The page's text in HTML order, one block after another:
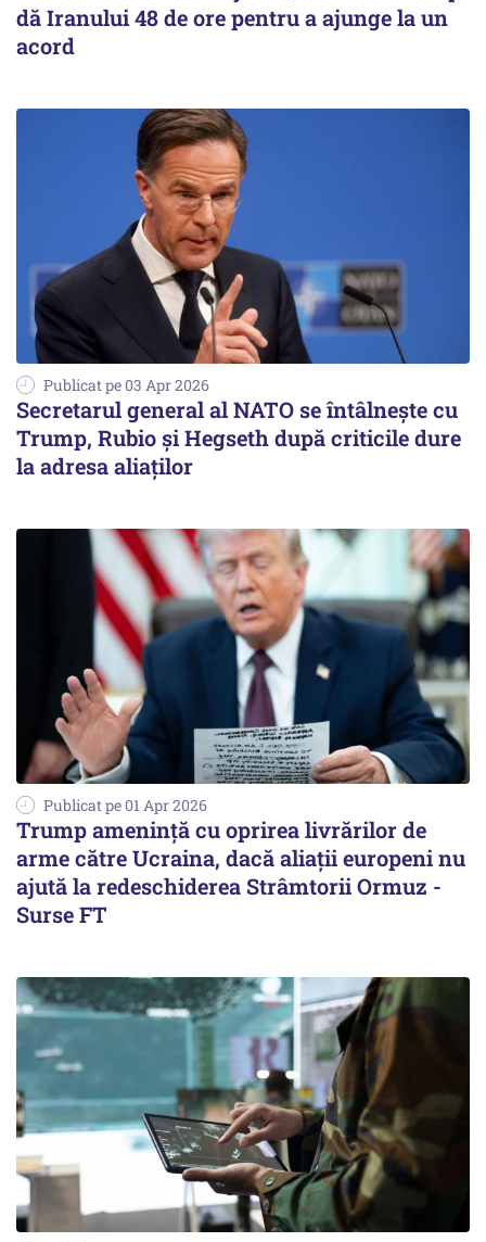
dă Iranului 48 de ore pentru a ajunge la un
acord
Publicat pe 03 Apr 2026
Secretarul general al NATO se întâlnește cu
Trump, Rubio și Hegseth după criticile dure
la adresa aliaților
Publicat pe 01 Apr 2026
Trump amenință cu oprirea livrărilor de
arme către Ucraina, dacă aliații europeni nu
ajută la redeschiderea Strâmtorii Ormuz -
Surse FT